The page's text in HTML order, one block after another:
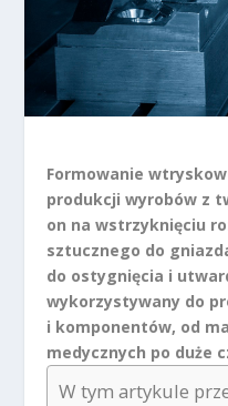
Formowanie
produkcji wyrobów z
on na wstrzyknięciu
sztucznego do
do ostygnięcia i
wykorzystywany do
i komponentów, od
medycznych po duże
W tym artykule